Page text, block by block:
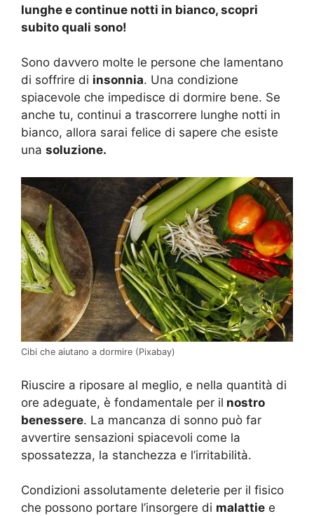
lunghe e continue notti in bianco, scopri
subito quali sono!
Sono davvero molte le persone che lamentano
di soffrire di insonnia. Una condizione
spiacevole che impedisce di dormire bene. Se
anche tu, continui a trascorrere lunghe notti in
bianco, allora sarai felice di sapere che esiste
una soluzione.
Cibi che aiutano a dormire (Pixabay)
Riuscire a riposare al meglio, e nella quantità di
ore adeguate, è fondamentale per il nostro
benessere. La mancanza di sonno può far
avvertire sensazioni spiacevoli come la
spossatezza, la stanchezza e l’irritabilità.
Condizioni assolutamente deleterie per il fisico
che possono portare l’insorgere di malattie e